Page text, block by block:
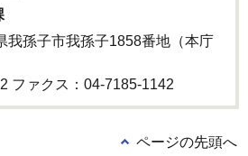
孫子市我孫子1858番地（本庁
ファクス：04-7185-1142
ページの先頭へ